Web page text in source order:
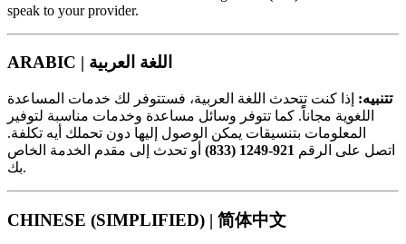
speak to your provider.
ARABIC | اللغة العربية
تتنبيه: إذا كنت تتحدث اللغة العربية، فستتوفر لك خدمات المساعدة
اللغوية مجاناًً. كما تتوفر وسائل مساعدة وخدمات مناسبة لتوفير
المعلومات بتنسيقات يمكن الوصول إليها دون تحملك أيه تكلفة.
اتصل على الرقم 921-1249 (833)
أو تحدث إلى مقدم الخدمة الخاص
بك.
CHINESE (SIMPLIFIED) | 简体中文